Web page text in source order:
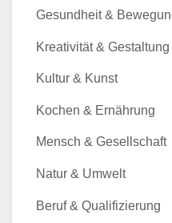
Gesundheit &
Kreativität & Gestaltung
Kultur & Kunst
Kochen & Ernährung
Mensch & Gesellschaft
Natur & Umwelt
Beruf & Qualifizierung